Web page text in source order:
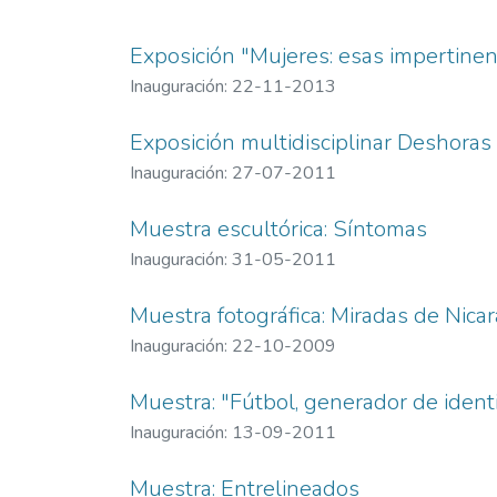
Exposición "Mujeres: esas
Inauguración: 22-11-2013
Exposición multidisciplinar Deshoras
Inauguración: 27-07-2011
Muestra escultórica: Síntomas
Inauguración: 31-05-2011
Muestra fotográfica: Miradas de
Inauguración: 22-10-2009
Muestra: "Fútbol, generador de
Inauguración: 13-09-2011
Muestra: Entrelineados